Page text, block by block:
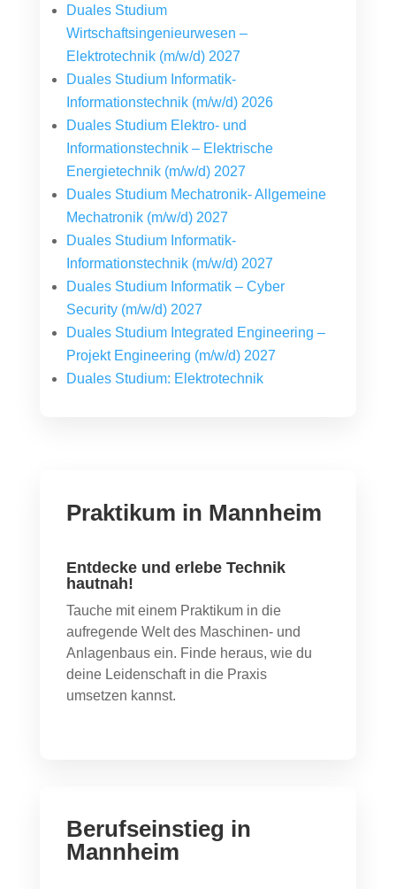
Duales Studium
Wirtschaftsingenieurwesen –
Elektrotechnik (m/w/d) 2027
Duales Studium Informatik-
Informationstechnik (m/w/d) 2026
Duales Studium Elektro- und
Informationstechnik – Elektrische
Energietechnik (m/w/d) 2027
Duales Studium Mechatronik- Allgemeine
Mechatronik (m/w/d) 2027
Duales Studium Informatik-
Informationstechnik (m/w/d) 2027
Duales Studium Informatik – Cyber
Security (m/w/d) 2027
Duales Studium Integrated Engineering –
Projekt Engineering (m/w/d) 2027
Duales Studium: Elektrotechnik
Praktikum in Mannheim
Entdecke und erlebe Technik
hautnah!
Tauche mit einem Praktikum in die
aufregende Welt des Maschinen- und
Anlagenbaus ein. Finde heraus, wie du
deine Leidenschaft in die Praxis
umsetzen kannst.
Berufseinstieg in
Mannheim